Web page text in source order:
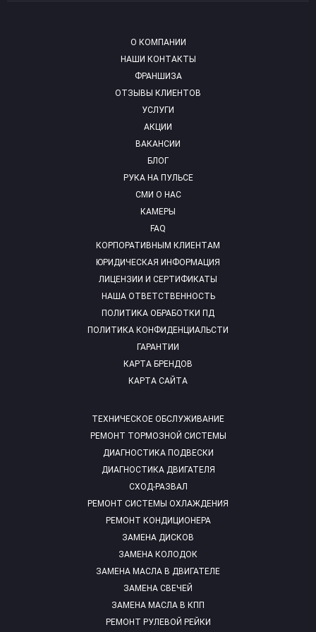
О КОМПАНИИ
НАШИ КОНТАКТЫ
ФРАНШИЗА
ОТЗЫВЫ КЛИЕНТОВ
УСЛУГИ
АКЦИИ
ВАКАНСИИ
БЛОГ
РУКА НА ПУЛЬСЕ
СМИ О НАС
КАМЕРЫ
FAQ
ТЕХНИЧЕСКОЕ ОБСЛУЖИВАНИЕ
РЕМОНТ ТОРМОЗНОЙ СИСТЕМЫ
ДИАГНОСТИКА ПОДВЕСКИ
ДИАГНОСТИКА ДВИГАТЕЛЯ
СХОД-РАЗВАЛ
РЕМОНТ СИСТЕМЫ ОХЛАЖДЕНИЯ
РЕМОНТ КОНДИЦИОНЕРА
ЗАМЕНА ДИСКОВ
ЗАМЕНА КОЛОДОК
ЗАМЕНА МАСЛА В ДВИГАТЕЛЕ
ЗАМЕНА СВЕЧЕЙ
ЗАМЕНА МАСЛА В КПП
РЕМОНТ РУЛЕВОЙ РЕЙКИ
КОРПОРАТИВНЫМ КЛИЕНТАМ
ЮРИДИЧЕСКАЯ ИНФОРМАЦИЯ
ЛИЦЕНЗИИ И СЕРТИФИКАТЫ
НАША ОТВЕТСТВЕННОСТЬ
ПОЛИТИКА ОБРАБОТКИ ПД
ПОЛИТИКА КОНФИДЕНЦИАЛЬСТИ
ГАРАНТИИ
КАРТА БРЕНДОВ
КАРТА САЙТА